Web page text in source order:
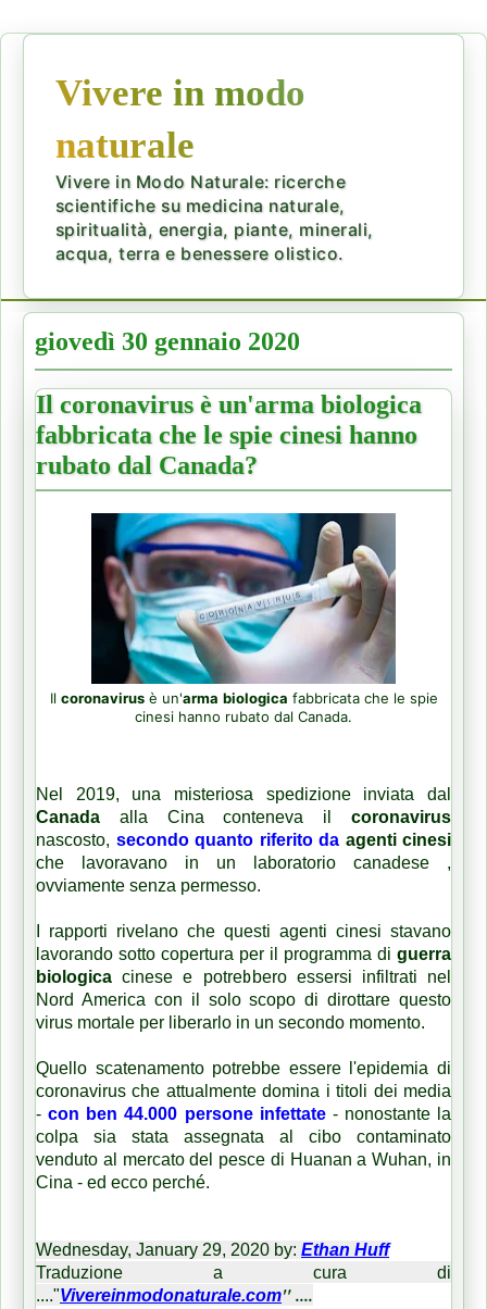
Vivere in modo
naturale
Vivere in Modo Naturale: ricerche
scientifiche su medicina naturale,
spiritualità, energia, piante, minerali,
acqua, terra e benessere olistico.
giovedì 30 gennaio 2020
Il coronavirus è un'arma biologica
fabbricata che le spie cinesi hanno
rubato dal Canada?
Il coronavirusè un'arma biologica fabbricata che le spie
cinesi hanno rubato dal Canada.
Nel 2019, una misteriosa spedizione inviata dal
Canada alla Cina conteneva il coronavirus
nascosto, secondo quanto riferito da agenti cinesi
che lavoravano in un laboratorio canadese ,
ovviamente senza permesso.
I rapporti rivelano che questi agenti cinesi stavano
lavorando sotto copertura per il programma di guerra
biologica cinese e potrebbero essersi infiltrati nel
Nord America con il solo scopo di dirottare questo
virus mortale per liberarlo in un secondo momento.
Quello scatenamento potrebbe essere l'epidemia di
coronavirus che attualmente domina i titoli dei media
-con ben 44.000 persone infettate- nonostante la
colpa sia stata assegnata al cibo contaminato
venduto al mercato del pesce di Huanan a Wuhan, in
Cina - ed ecco perché.
Wednesday, January 29, 2020 by: Ethan Huff
Traduzione a cura di
...."Vivereinmodonaturale.com" ....